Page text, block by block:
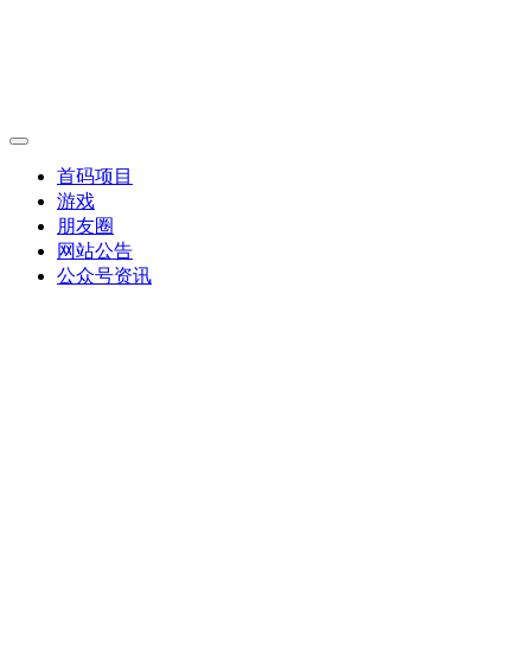
首码项目
游戏
朋友圈
网站公告
公众号资讯